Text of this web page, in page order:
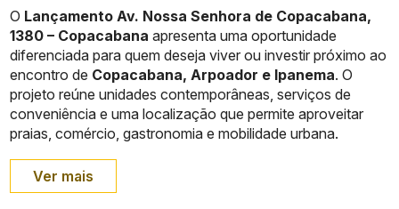
O Lançamento Av. Nossa Senhora de Copacabana,
1380 – Copacabana apresenta uma oportunidade
diferenciada para quem deseja viver ou investir próximo ao
encontro de Copacabana, Arpoador e Ipanema. O
projeto reúne unidades contemporâneas, serviços de
conveniência e uma localização que permite aproveitar
praias, comércio, gastronomia e mobilidade urbana.
Ver mais